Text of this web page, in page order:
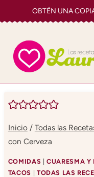
al
contenido
OBTÉN UNA
Inicio / Todas las
con Cerveza
COMIDAS |CUARESMA Y
TACOS
TODAS LAS